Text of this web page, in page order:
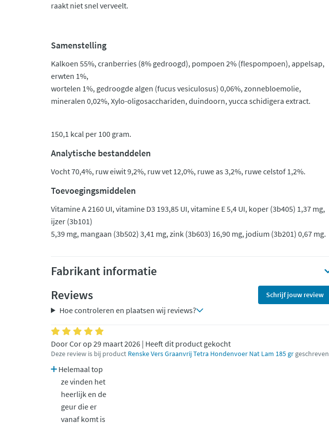
raakt niet snel verveelt.
Samenstelling
Kalkoen 55%, cranberries (8% gedroogd), pompoen 2% (flespompoen), appelsap,
erwten 1%,
wortelen 1%, gedroogde algen (fucus vesiculosus) 0,06%, zonnebloemolie,
mineralen 0,02%, Xylo-oligosacchariden, duindoorn, yucca schidigera extract.
150,1 kcal per 100 gram.
Analytische bestanddelen
Vocht 70,4%, ruw eiwit 9,2%, ruw vet 12,0%, ruwe as 3,2%, ruwe celstof 1,2%.
Toevoegingsmiddelen
Vitamine A 2160 UI, vitamine D3 193,85 UI, vitamine E 5,4 UI, koper (3b405) 1,37 mg,
ijzer (3b101)
5,39 mg, mangaan (3b502) 3,41 mg, zink (3b603) 16,90 mg, jodium (3b201) 0,67 mg.
Fabrikant informatie
Reviews
Schrijf jouw review
Hoe controleren en plaatsen wij reviews?
Door Cor op 29 maart 2026 | Heeft dit product gekocht
Deze review is bij product Renske Vers Graanvrij Tetra Hondenvoer Nat Lam 185 gr geschreven
Helemaal top
ze vinden het
heerlijk en de
geur die er
vanaf komt is